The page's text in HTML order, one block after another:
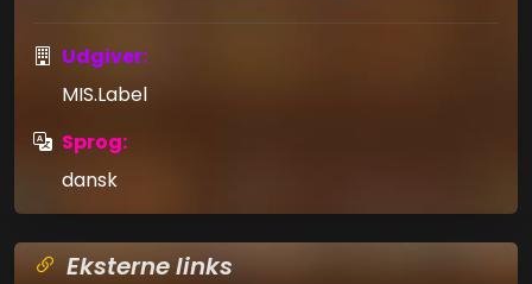
Udgiver:
MIS.Label
Sprog:
dansk
Eksterne links